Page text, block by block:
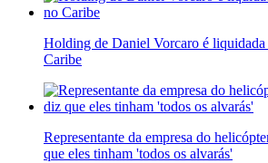
Holding de Daniel Vorcaro é
Caribe
Representante da empresa do
que eles tinham 'todos os alvarás'